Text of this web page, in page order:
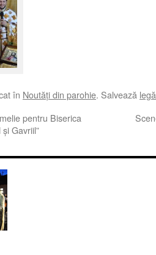
în Noutăţi din parohie. Salvează
pentru Biserica
Gavriil”